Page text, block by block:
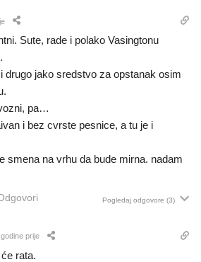
Sute, rade i polako Vasingtonu
drugo jako sredstvo za opstanak osim
pa…
i bez cvrste pesnice, a tu je i
smena na vrhu da bude mirna. nadam
Pogledaj odgovore (3)
prije
rata.